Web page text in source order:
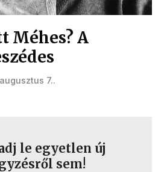
Méhes? A
7.
le egyetlen új
sem!